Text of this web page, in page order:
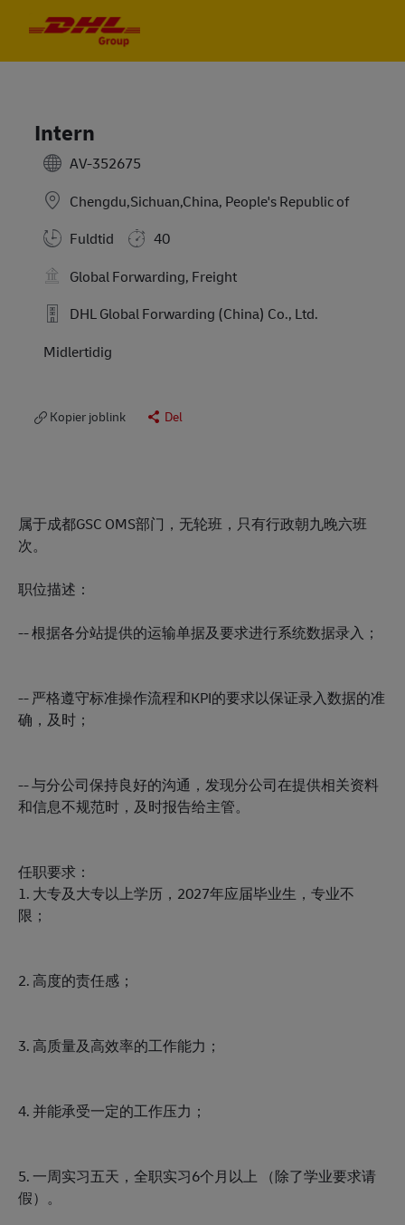
Intern
AV-352675
Chengdu,Sichuan,China, People's Republic of
Fuldtid
40
Global Forwarding, Freight
DHL Global Forwarding (China) Co., Ltd.
Midlertidig
Kopier joblink Del
属于成都GSC OMS部门，无轮班，只有行政朝九晚六班
次。
职位描述：
-- 根据各分站提供的运输单据及要求进行系统数据录入；
-- 严格遵守标准操作流程和KPI的要求以保证录入数据的准
确，及时；
-- 与分公司保持良好的沟通，发现分公司在提供相关资料
和信息不规范时，及时报告给主管。
任职要求：
1. 大专及大专以上学历，2027年应届毕业生，专业不
限；
2. 高度的责任感；
3. 高质量及高效率的工作能力；
4. 并能承受一定的工作压力；
5. 一周实习五天，全职实习6个月以上 （除了学业要求请
假）。